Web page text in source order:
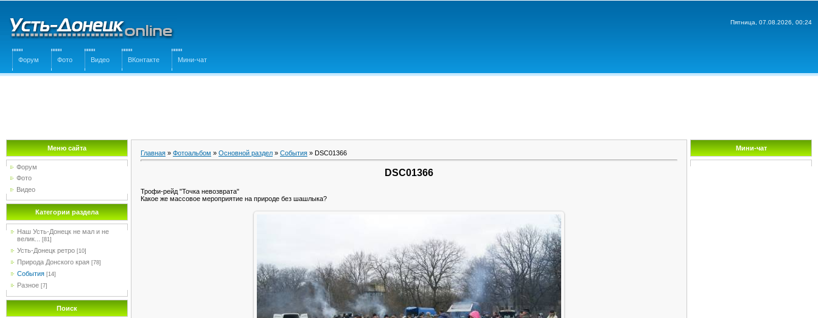
Пятница, 07.08.2026, 00:24
Форум Фото Видео ВКонтакте Мини-чат
Меню сайта
Форум
Фото
Видео
Категории раздела
Наш Усть-Донецк не мал и не
велик...
[81]
Усть-Донецк ретро [10]
Природа Донского края [78]
События [14]
Разное [7]
Поиск
Главная » Фотоальбом » Основной раздел » События » DSC01366
DSC01366
Трофи-рейд "Точка невозврата"
Какое же массовое мероприятие на природе без шашлыка?
Мини-чат